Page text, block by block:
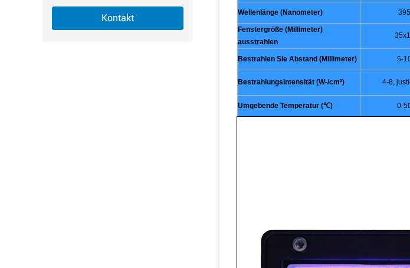
Kontakt Wellenlänge (Nanometer) 395
Fenstergröße (Millimeter)
ausstrahlen
Bestrahlen Sie Abstand (Millimeter) 5-
Bestrahlungsintensität (W-/cm²) 4-8,
Umgebende Temperatur (℃) 0-